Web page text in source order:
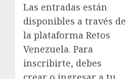
Las entradas están
disponibles a través de
la plataforma Retos
Venezuela. Para
inscribirte, debes